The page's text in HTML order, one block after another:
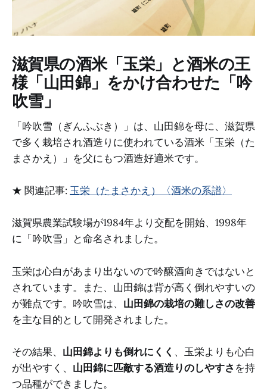
滋賀県の酒米「玉栄」と酒米の王
様「山田錦」をかけ合わせた「吟
吹雪」
「吟吹雪（ぎんふぶき）」は、山田錦を母に、滋賀県
で多く栽培され酒造りに使われている酒米「玉栄（た
まさかえ）」を父にもつ酒造好適米です。
★ 関連記事: 玉栄（たまさかえ）〈酒米の系譜〉
滋賀県農業試験場が1984年より交配を開始、1998年
に「吟吹雪」と命名されました。
玉栄は心白があまり出ないので吟醸酒向きではないと
されています。また、山田錦は背が高く倒れやすいの
が難点です。吟吹雪は、 山田錦の栽培の難しさの改善
を主な目的として開発されました。
その結果、 山田錦よりも倒れにくく 、玉栄よりも心白
が出やすく、 山田錦に匹敵する酒造りのしやすさ を持
つ品種ができました。